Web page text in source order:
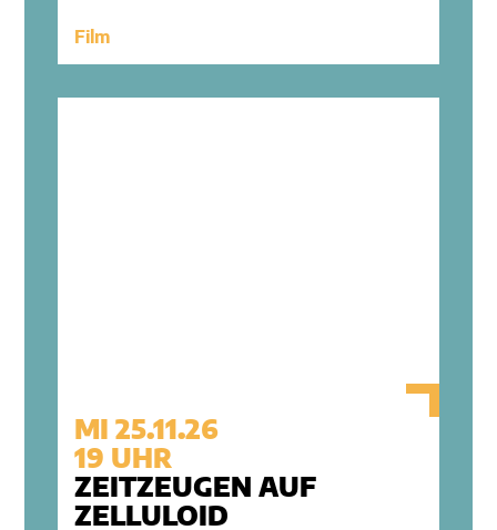
Film
MI 25.11.26
19 UHR
ZEITZEUGEN AUF
ZELLULOID